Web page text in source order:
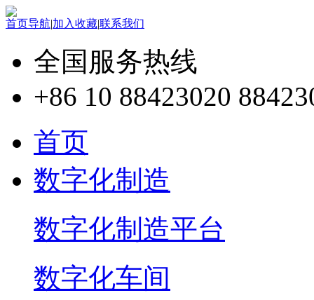
首页导航|加入收藏|联系我们
全国服务热线
+86 10 88423020
首页
数字化制造
数字化制造平台
数字化车间